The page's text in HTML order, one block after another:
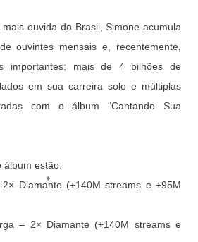
ouvida do Brasil, Simone acumula
ouvintes mensais e, recentemente,
importantes: mais de 4 bilhões de
em sua carreira solo e múltiplas
com o álbum “Cantando Sua
álbum estão:
Diamante (+140M streams e +95M
– 2× Diamante (+140M streams e